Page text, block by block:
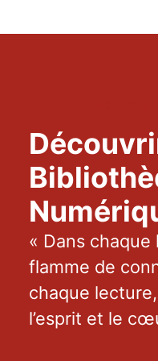
« Dans
flamme de
chaque
l’esprit et le